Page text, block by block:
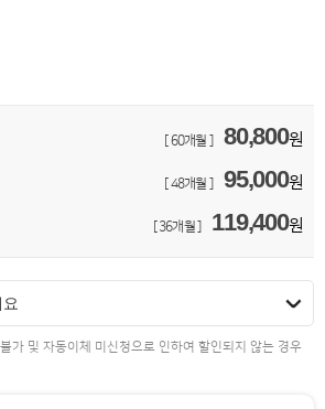
[ 60개월 ] 80,800원
[ 48개월 ] 95,000원
[ 36개월 ] 119,400원
가 및 자동이체 미신청으로 인하여 할인되지 않는 경우